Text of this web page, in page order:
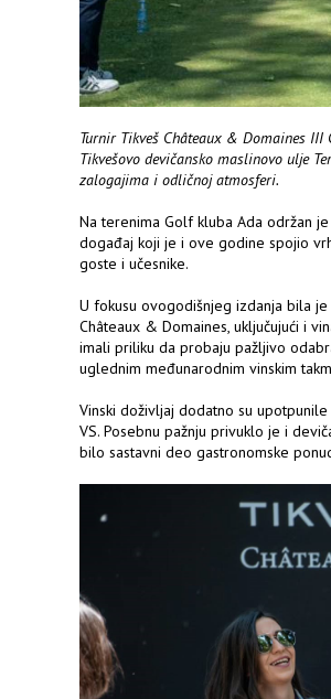
Turnir Tikveš Châteaux & Domaines III
Tikvešovo devičansko maslinovo ulje
zalogajima i odličnoj atmosferi.
Na terenima Golf kluba Ada održan
događaj koji je i ove godine spojio
goste i učesnike.
U fokusu ovogodišnjeg izdanja bila
Châteaux & Domaines, uključujući i
imali priliku da probaju pažljivo
uglednim međunarodnim vinskim
Vinski doživljaj dodatno su
VS. Posebnu pažnju privuklo je i
bilo sastavni deo gastronomske